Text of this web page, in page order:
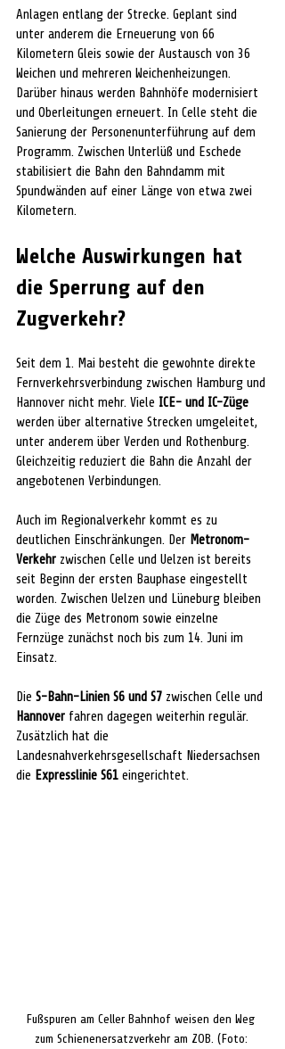
Anlagen entlang der Strecke. Geplant sind
unter anderem die Erneuerung von 66
Kilometern Gleis sowie der Austausch von 36
Weichen und mehreren Weichenheizungen.
Darüber hinaus werden Bahnhöfe modernisiert
und Oberleitungen erneuert. In Celle steht die
Sanierung der Personenunterführung auf dem
Programm. Zwischen Unterlüß und Eschede
stabilisiert die Bahn den Bahndamm mit
Spundwänden auf einer Länge von etwa zwei
Kilometern.
Welche Auswirkungen hat
die Sperrung auf den
Zugverkehr?
Seit dem 1. Mai besteht die gewohnte direkte
Fernverkehrsverbindung zwischen Hamburg und
Hannover nicht mehr. Viele ICE- und IC-Züge
werden über alternative Strecken umgeleitet,
unter anderem über Verden und Rothenburg.
Gleichzeitig reduziert die Bahn die Anzahl der
angebotenen Verbindungen.
Auch im Regionalverkehr kommt es zu
deutlichen Einschränkungen. Der Metronom-
Verkehr zwischen Celle und Uelzen ist bereits
seit Beginn der ersten Bauphase eingestellt
worden. Zwischen Uelzen und Lüneburg bleiben
die Züge des Metronom sowie einzelne
Fernzüge zunächst noch bis zum 14. Juni im
Einsatz.
Die S-Bahn-Linien S6 und S7 zwischen Celle und
Hannover fahren dagegen weiterhin regulär.
Zusätzlich hat die
Landesnahverkehrsgesellschaft Niedersachsen
die Expresslinie S61 eingerichtet.
Fußspuren am Celler Bahnhof weisen den Weg
zum Schienenersatzverkehr am ZOB. (Foto: